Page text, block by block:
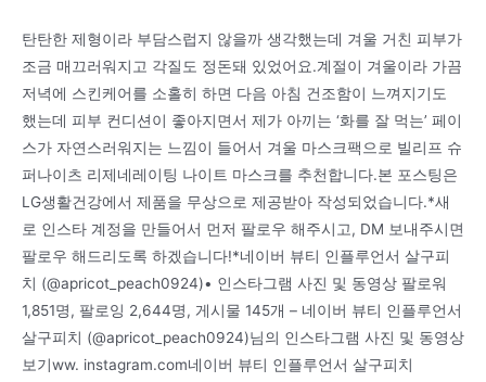
탄탄한 제형이라 부담스럽지 않을까 생각했는데 겨울 거친 피부가
조금 매끄러워지고 각질도 정돈돼 있었어요.계절이 겨울이라 가끔
저녁에 스킨케어를 소홀히 하면 다음 아침 건조함이 느껴지기도
했는데 피부 컨디션이 좋아지면서 제가 아끼는 ‘화를 잘 먹는’ 페이
스가 자연스러워지는 느낌이 들어서 겨울 마스크팩으로 빌리프 슈
퍼나이츠 리제네레이팅 나이트 마스크를 추천합니다.본 포스팅은
LG생활건강에서 제품을 무상으로 제공받아 작성되었습니다.*새
로 인스타 계정을 만들어서 먼저 팔로우 해주시고, DM 보내주시면
팔로우 해드리도록 하겠습니다!*네이버 뷰티 인플루언서 살구피
치 (@apricot_peach0924)• 인스타그램 사진 및 동영상 팔로워
1,851명, 팔로잉 2,644명, 게시물 145개 – 네이버 뷰티 인플루언서
살구피치 (@apricot_peach0924)님의 인스타그램 사진 및 동영상
보기ww. instagram.com네이버 뷰티 인플루언서 살구피치